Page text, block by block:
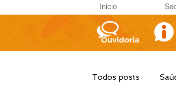
Início
Todos posts